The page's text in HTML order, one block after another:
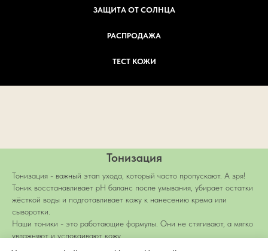
ЗАЩИТА ОТ СОЛНЦА
РАСПРОДАЖА
ТЕСТ КОЖИ
Тонизация
Тонизация - важный этап ухода, который часто пропускают. А зря!
Тоник восстанавливает pH баланс после умывания, убирает остатки
жёсткой воды и подготавливает кожу к нанесению крема или
сыворотки.
Наши тоники - это работающие формулы. Они не стягивают, а мягко
увлажняют и успокаивают кожу.